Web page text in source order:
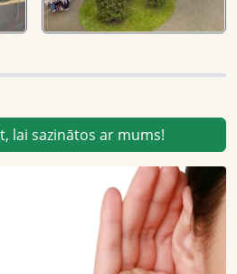
lai sazinātos ar mums!